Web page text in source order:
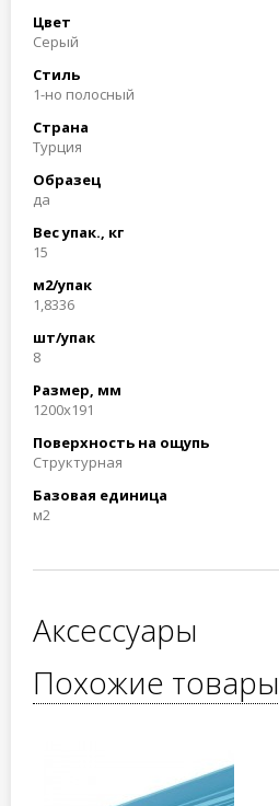
Цвет
Серый
Стиль
1-но полосный
Страна
Турция
Образец
да
Вес упак., кг
15
м2/упак
1,8336
шт/упак
8
Размер, мм
1200x191
Поверхность на ощупь
Структурная
Базовая единица
м2
Аксессуары
Похожие товары